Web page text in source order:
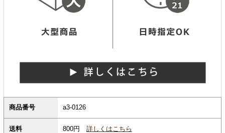
商品番号 a3-0126
送料 800円 詳しくはこちら